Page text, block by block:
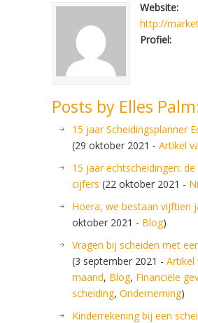
Website:
http://
Profiel:
Posts by Elles
15 jaar Scheidingsplanner
(29 oktober 2021 - Artikel
15 jaar echtscheidingen:
cijfers (22 oktober 2021 -
Hoera, we bestaan vijftien
oktober 2021 - Blog)
Vragen bij scheiden met
(3 september 2021 - Artikel
maand, Blog, Financiële
scheiding, Onderneming)
Kinderrekening bij een